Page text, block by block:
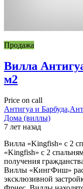
Продажа
Вилла
м2
Price on call
Антигуа и
Дома (виллы)
7 лет назад
Вилла «Kingfish» с 2
«Kingfish» с 2
получения
Виллы «КингФиш»
эксклюзивной